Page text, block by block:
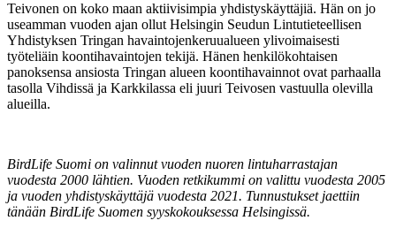
Teivonen on koko maan aktiivisimpia yhdistyskäyttäjiä. Hän on jo
useamman vuoden ajan ollut Helsingin Seudun Lintutieteellisen
Yhdistyksen Tringan havaintojenkeruualueen ylivoimaisesti
työteliäin koontihavaintojen tekijä. Hänen henkilökohtaisen
panoksensa ansiosta Tringan alueen koontihavainnot ovat parhaalla
tasolla Vihdissä ja Karkkilassa eli juuri Teivosen vastuulla olevilla
alueilla.
BirdLife Suomi on valinnut vuoden nuoren lintuharrastajan
vuodesta 2000 lähtien. Vuoden retkikummi on valittu vuodesta 2005
ja vuoden yhdistyskäyttäjä vuodesta 2021. Tunnustukset jaettiin
tänään BirdLife Suomen syyskokouksessa Helsingissä.